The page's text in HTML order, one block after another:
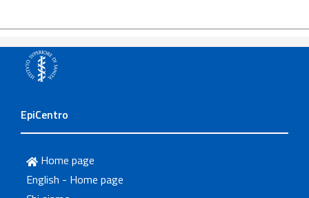
EpiCentro
Home page
English - Home page